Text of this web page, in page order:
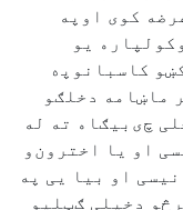
ﮐﻮﯼ ﺍﻭﭘﻪ
ﯾﻮ
ﮐﺎﺳﺒﺎﻧﻮﭘه
ﻣﺎښﺎﻣﻪ ﺩﺧﻠګﻮ
چﯼﺑﯿګﺎﻩ ﺗﻪ ﻟﻪ
ﺍﻭ ﯾﺎ ﺍﺧﺘﺮﻭﻥو
ﺍﻭ ﺑﯿﺎ ﯾﯽ ﭘﻪ
ﺩﺧﭙﻠﯽ ګټﻠﯿﻮ